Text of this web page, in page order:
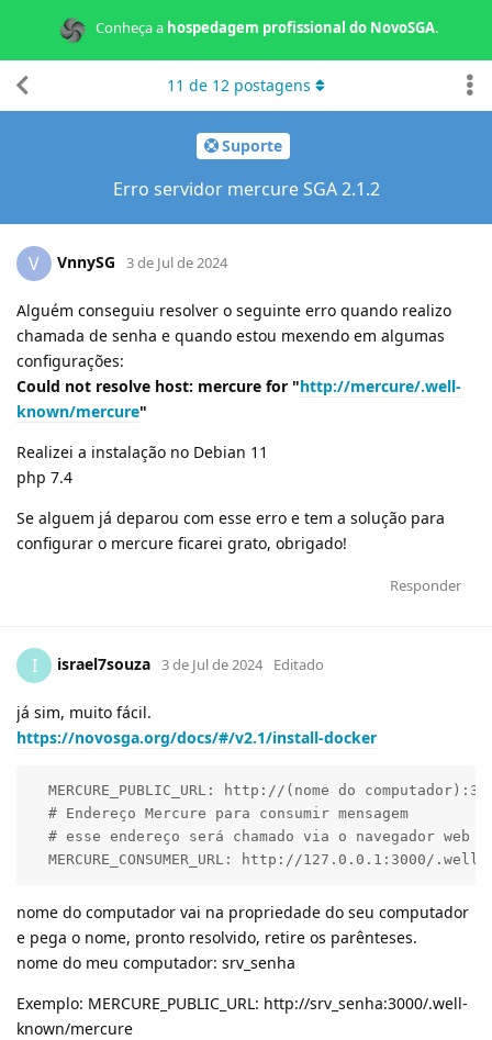
Conheça a hospedagem profissional do NovoSGA.
Suporte
Erro servidor mercure SGA 2.1.2
11 de 12 postagens
V VnnySG 3 de Jul de 2024
Alguém conseguiu resolver o seguinte erro quando realizo
chamada de senha e quando estou mexendo em algumas
configurações:
Could not resolve host: mercure for "http://mercure/.well-
known/mercure"
Realizei a instalação no Debian 11
php 7.4
Se alguem já deparou com esse erro e tem a solução para
configurar o mercure ficarei grato, obrigado!
Responder
I israel7souza 3 de Jul de 2024 Editado
já sim, muito fácil.
https://novosga.org/docs/#/v2.1/install-docker
MERCURE_PUBLIC_URL: http://(nome do
  # Endereço Mercure para consumir mensagem
  # esse endereço será chamado via o navegador web
MERCURE_CONSUMER_URL: http://127.0.0.1:3000/
nome do computador vai na propriedade do seu computador
e pega o nome, pronto resolvido, retire os parênteses.
nome do meu computador: srv_senha
Exemplo: MERCURE_PUBLIC_URL: http://srv_senha:3000/.well-
known/mercure